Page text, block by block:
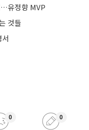
…유정향 MVP
것들
0 0